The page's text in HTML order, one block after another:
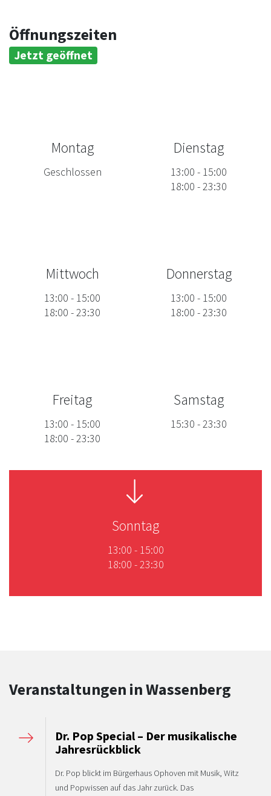
Öffnungszeiten
Jetzt geöffnet
Montag
Geschlossen
Dienstag
13:00 - 15:00
18:00 -23:30
Mittwoch
13:00 - 15:00
18:00 -23:30
Donnerstag
13:00 - 15:00
18:00 -23:30
Freitag
13:00 - 15:00
18:00 -23:30
Samstag
15:30 -23:30
Sonntag
13:00 - 15:00
18:00 -23:30
Veranstaltungen in Wassenberg
Dr. Pop Special – Der musikalische
Jahresrückblick
Dr. Pop blickt im Bürgerhaus Ophoven mit Musik, Witz
und Popwissen auf das Jahr zurück. Das